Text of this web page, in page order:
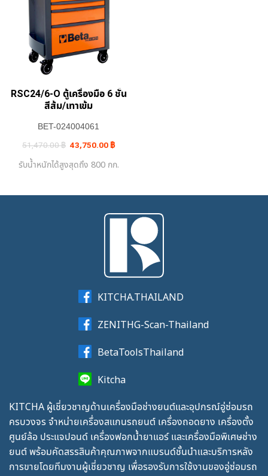
RSC24/6-O ตู้เครื่องมือ 6 ชั้น
สีส้ม/เทาเข้ม
BET-024004061
51,470.00฿ Original
price
51,470.00 ฿.
43,750.00 ฿Current
price
43,750.00 ฿.
รับน้ำหนักได้สูงสุดถึง 800 กก.
KITCHA.THAILAND
ZENITHG-Scan-Thailand
BetaToolsThailand
Kitcha
KITCHA ผู้เชี่ยวชาญด้านเครื่องมือช่างยนต์และอุปกรณ์อู่ซ่อมรถ
ครบวงจร จำหน่ายเครื่องสแกนรถยนต์ เครื่องถอดยาง เครื่องตั้ง
ศูนย์ล้อ ประแจปอนด์ เครื่องฟอกน้ำยาแอร์ และเครื่องมือพิเศษช่าง
ยนต์ พร้อมคัดสรรสินค้าคุณภาพจากแบรนด์ชั้นนำและบริการหลัง
การขายโดยทีมงานผู้เชี่ยวชาญ เพื่อรองรับการใช้งานของอู่ซ่อมรถ